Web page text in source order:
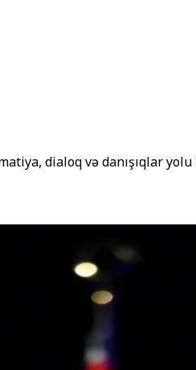
dialoq və danışıqlar